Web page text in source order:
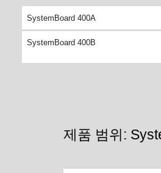
SystemBoard 400A
SystemBoard 400B
제품 범위: